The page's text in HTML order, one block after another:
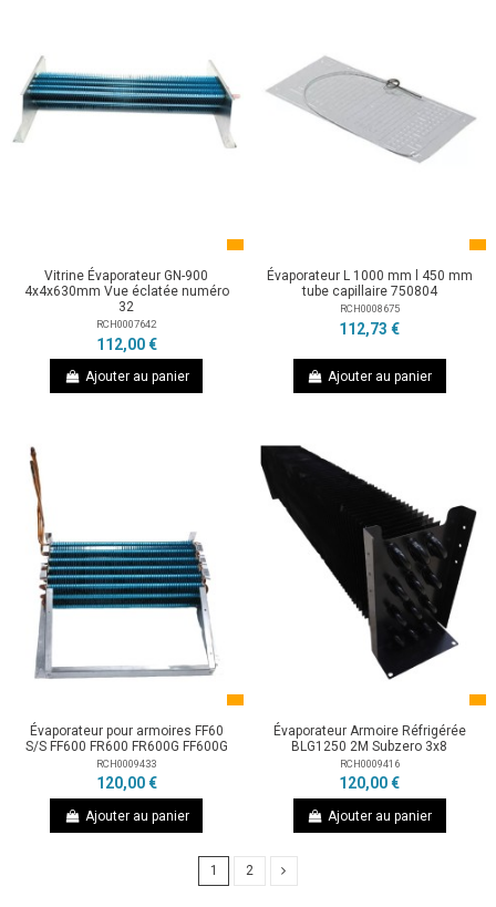
Vitrine Évaporateur GN-900
4x4x630mm Vue éclatée numéro
32
RCH0007642
112,00 €
Ajouter au panier
Évaporateur L 1000 mm l 450 mm
tube capillaire 750804
RCH0008675
112,73 €
Ajouter au panier
Évaporateur pour armoires FF60
S/S FF600 FR600 FR600G FF600G
RCH0009433
120,00 €
Ajouter au panier
Évaporateur Armoire Réfrigérée
BLG1250 2M Subzero 3x8
RCH0009416
120,00 €
Ajouter au panier
1 2